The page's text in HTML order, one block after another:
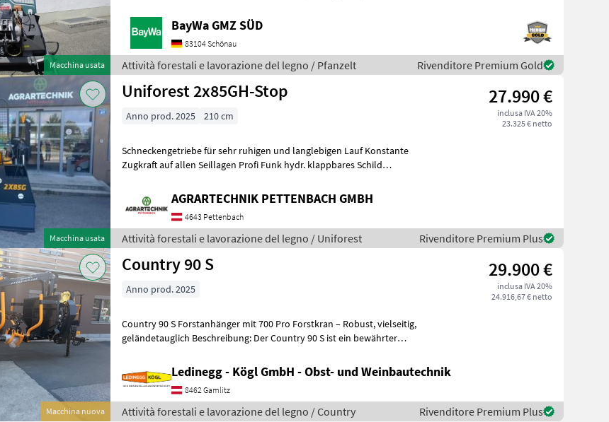
Macchina usata
BayWa GMZ SÜD
83104 Schönau
Attività forestali e lavorazione del legno / Pfanzelt Rivenditore Premium Gold
Macchina usata
Uniforest 2x85GH-Stop 27.990 €
inclusa IVA 20%
23.325 € netto
Anno prod. 2025 210 cm
Schneckengetriebe für sehr ruhigen und langlebigen Lauf Konstante
Zugkraft auf allen Seillagen Profi Funk hydr. klappbares Schild
AGRARTECHNIK PETTENBACH GMBH
4643 Pettenbach
Attività forestali e lavorazione del legno / Uniforest Rivenditore Premium Plus
Macchina nuova
Country 90 S 29.900 €
inclusa IVA 20%
24.916,67 € netto
Anno prod. 2025
Country 90 S Forstanhänger mit 700 Pro Forstkran – Robust, vielseitig,
geländetauglich Beschreibung: Der Country 90 S ist ein bewährter
Ledinegg - Kögl GmbH - Obst- und Weinbautechnik
8462 Gamlitz
Attività forestali e lavorazione del legno / Country Rivenditore Premium Plus